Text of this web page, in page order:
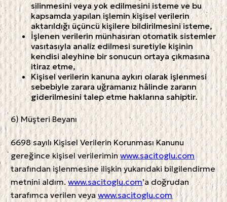
silinmesini veya yok edilmesini isteme ve bu
kapsamda yapılan işlemin kişisel verilerin
aktarıldığı üçüncü kişilere bildirilmesini isteme,
İşlenen verilerin münhasıran otomatik sistemler
vasıtasıyla analiz edilmesi suretiyle kişinin
kendisi aleyhine bir sonucun ortaya çıkmasına
itiraz etme,
Kişisel verilerin kanuna aykırı olarak işlenmesi
sebebiyle zarara uğramanız hâlinde zararın
giderilmesini talep etme haklarına sahiptir.
6) Müşteri Beyanı
6698 sayılı Kişisel Verilerin Korunması Kanunu
gereğince kişisel verileriminwww.sacitoglu.com
tarafından işlenmesine ilişkin yukarıdaki bilgilendirme
metnini aldım.www.sacitoglu.com’a doğrudan
tarafımca verilen veyawww.sacitoglu.com